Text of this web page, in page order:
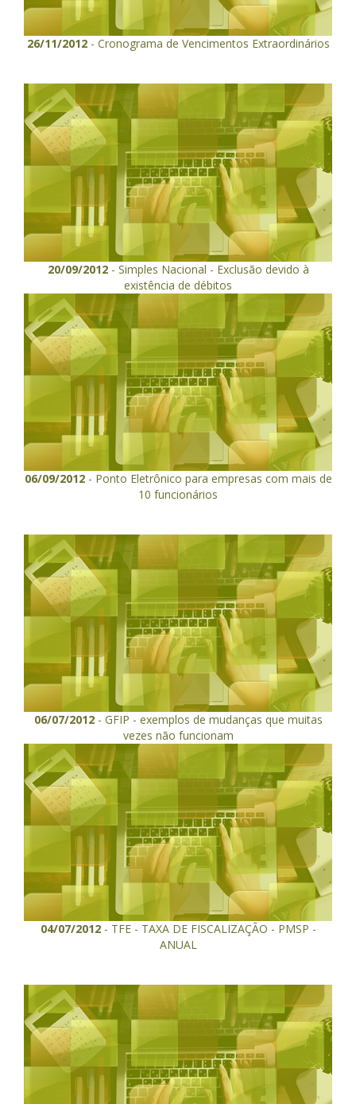
26/11/2012- Cronograma de Vencimentos Extraordinários
20/09/2012- Simples Nacional - Exclusão devido à
existência de débitos
06/09/2012- Ponto Eletrônico para empresas com mais de
10 funcionários
06/07/2012- GFIP - exemplos de mudanças que muitas
vezes não funcionam
04/07/2012- TFE - TAXA DE FISCALIZAÇÃO - PMSP -
ANUAL